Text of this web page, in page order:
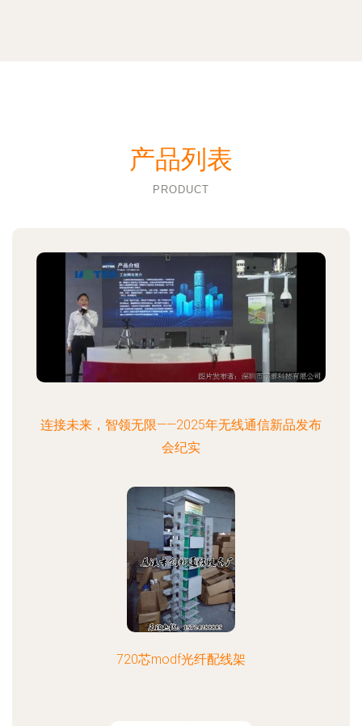
产品列表
PRODUCT
连接未来，智领无限——2025年无线通信新品发布
会纪实
720芯modf光纤配线架